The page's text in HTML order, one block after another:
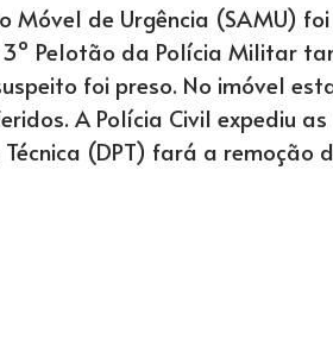
Móvel de Urgência (SAMU)
Pelotão da Polícia Militar
foi preso. No imóvel
A Polícia Civil expediu
(DPT) fará a remoção